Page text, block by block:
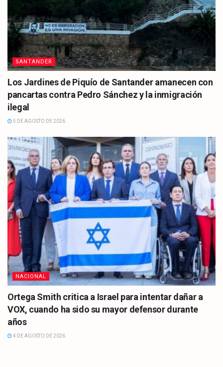
SANTANDER
Los Jardines de Piquío de Santander amanecen con
pancartas contra Pedro Sánchez y la inmigración
ilegal
5 DE AGOSTO DE 2026
NACIONAL
Ortega Smith critica a Israel para intentar dañar a
VOX, cuando ha sido su mayor defensor durante
años
4 DE AGOSTO DE 2026